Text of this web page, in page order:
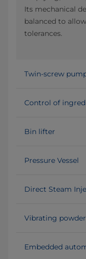
Its mechanical
balanced to
tolerances.
Twin-screw
Control of
Bin lifter
Pressure Vessel
Direct Steam
Vibrating
Embedded